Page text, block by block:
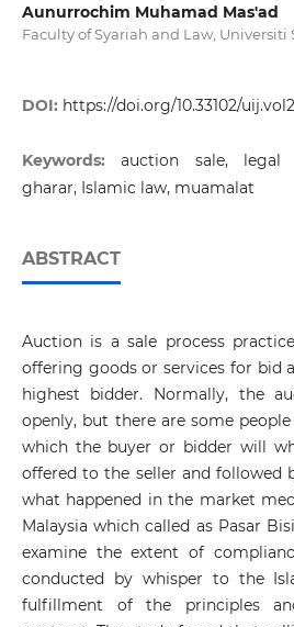
Aunurrochim Muhamad Mas'ad
Faculty of Syariah and Law, Universiti
DOI: https://doi.org/10.33102/
Keywords:auction sale, legal
gharar, Islamic law, muamalat
ABSTRACT
Auction is a sale process
offering goods or services for bid
highest bidder. Normally, the
openly, but there are some
which the buyer or bidder will
offered to the seller and followed
what happened in the market
Malaysia which called as Pasar
examine the extent of
conducted by whisper to the
fulfillment of the principles